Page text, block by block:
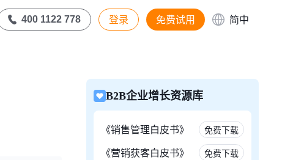
400 1122 778 登录 免费试用 简中
B2B企业增长资源库
《销售管理白皮书》 免费下载
《营销获客白皮书》 免费下载